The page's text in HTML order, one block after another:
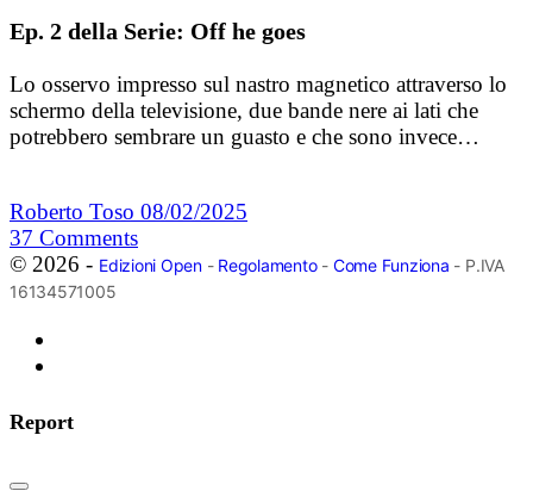
Ep. 2 della Serie: Off he goes
Lo osservo impresso sul nastro magnetico attraverso lo
schermo della televisione, due bande nere ai lati che
potrebbero sembrare un guasto e che sono invece…
Roberto Toso 08/02/2025
37 Comments
© 2026 - Edizioni Open- Regolamento- Come Funziona - P.IVA
16134571005
Report